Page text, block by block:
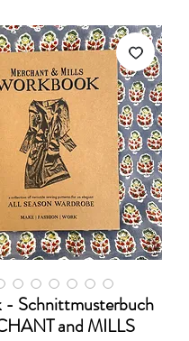
- Schnittmusterbuch
and MILLS